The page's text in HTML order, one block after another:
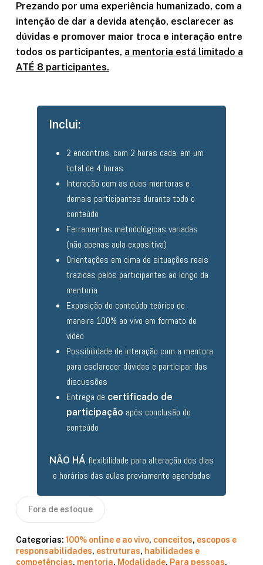
Prezando por uma experiência humanizado, com a
intenção de dar a devida atenção, esclarecer as
dúvidas e promover maior troca e interação entre
todos os participantes, a mentoria está limitado a
ATÉ 8 participantes.
Inclui:
2 encontros, com 2 horas cada, em um
total de 4 horas
Interação com as duas mentoras e
demais participantes durante todo o
conteúdo
Ferramentas metodológicas variadas
(não apenas aula expositiva)
Orientações em cima de situações reais
trazidas pelos participantes ao longo da
mentoria
Exposição do conteúdo teórico de
maneira 100% ao vivo em formato de
vídeo
Possibilidade de interação com a mentora
para esclarecer dúvidas e participar das
discussões
Entrega de certificado de
participação após conclusão do
conteúdo
NÃO HÁ flexibilidade para alteração dos dias
e horários das aulas previamente agendadas
Fora de estoque
Categorias: 100% online e ao vivo, conceitos, escopos e
responsabilidades, estruturas, habilidades e
competências, mentoria, Modalidade, Para pessoas,